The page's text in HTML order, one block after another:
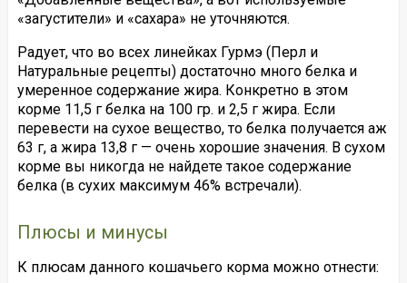
«загустители» и «сахара» не уточняются.
Радует, что во всех линейках Гурмэ (Перл и
Натуральные рецепты) достаточно много белка и
умеренное содержание жира. Конкретно в этом
корме 11,5 г белка на 100 гр. и 2,5 г жира. Если
перевести на сухое вещество, то белка получается аж
63 г, а жира 13,8 г — очень хорошие значения. В сухом
корме вы никогда не найдете такое содержание
белка (в сухих максимум 46% встречали).
Плюсы и минусы
К плюсам данного кошачьего корма можно отнести: